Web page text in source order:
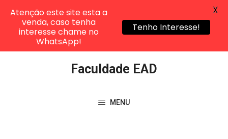
Faculdade EAD
MENU
Atenção este site esta a
venda, caso tenha
interesse chame no
WhatsApp!
Tenho Interesse!
X